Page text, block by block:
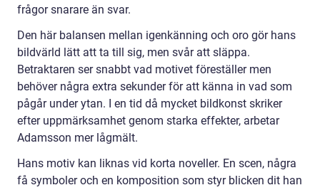
frågor snarare än svar.
Den här balansen mellan igenkänning och oro gör hans
bildvärld lätt att ta till sig, men svår att släppa.
Betraktaren ser snabbt vad motivet föreställer men
behöver några extra sekunder för att känna in vad som
pågår under ytan. I en tid då mycket bildkonst skriker
efter uppmärksamhet genom starka effekter, arbetar
Adamsson mer lågmält.
Hans motiv kan liknas vid korta noveller. En scen, några
få symboler och en komposition som styr blicken dit han